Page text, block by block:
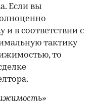
Если вы
и в соответствии с
тактику
то